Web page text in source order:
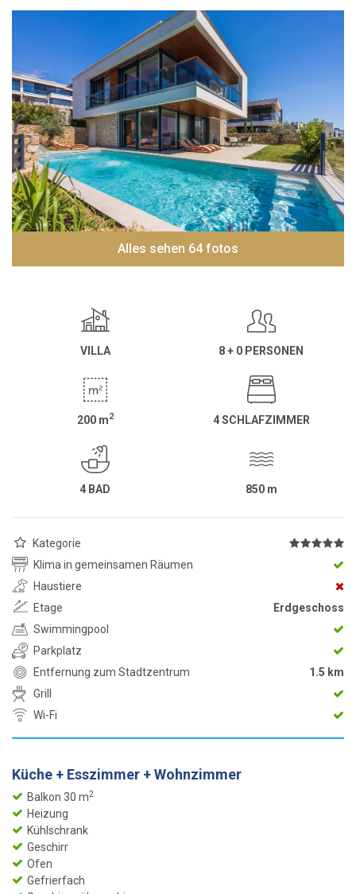
Alles sehen 64 fotos
VILLA 8 + 0 PERSONEN
200 m2 4 SCHLAFZIMMER
4 BAD 850 m
Kategorie
Klima in gemeinsamen Räumen
Haustiere
Etage
Erdgeschoss
Swimmingpool
Parkplatz
Entfernung zum Stadtzentrum
1.5 km
Grill
Wi-Fi
Küche + Esszimmer + Wohnzimmer
Balkon 30 m2
Heizung
Kühlschrank
Geschirr
Ofen
Gefrierfach